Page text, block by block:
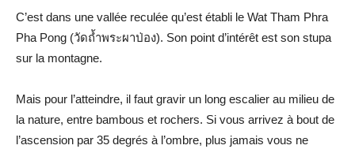
C’est dans une vallée reculée qu’est établi le Wat Tham Phra
Pha Pong (วัดถ้ำพระผาป่อง). Son point d’intérêt est son stupa
sur la montagne.
Mais pour l’atteindre, il faut gravir un long escalier au milieu de
la nature, entre bambous et rochers. Si vous arrivez à bout de
l’ascension par 35 degrés à l’ombre, plus jamais vous ne